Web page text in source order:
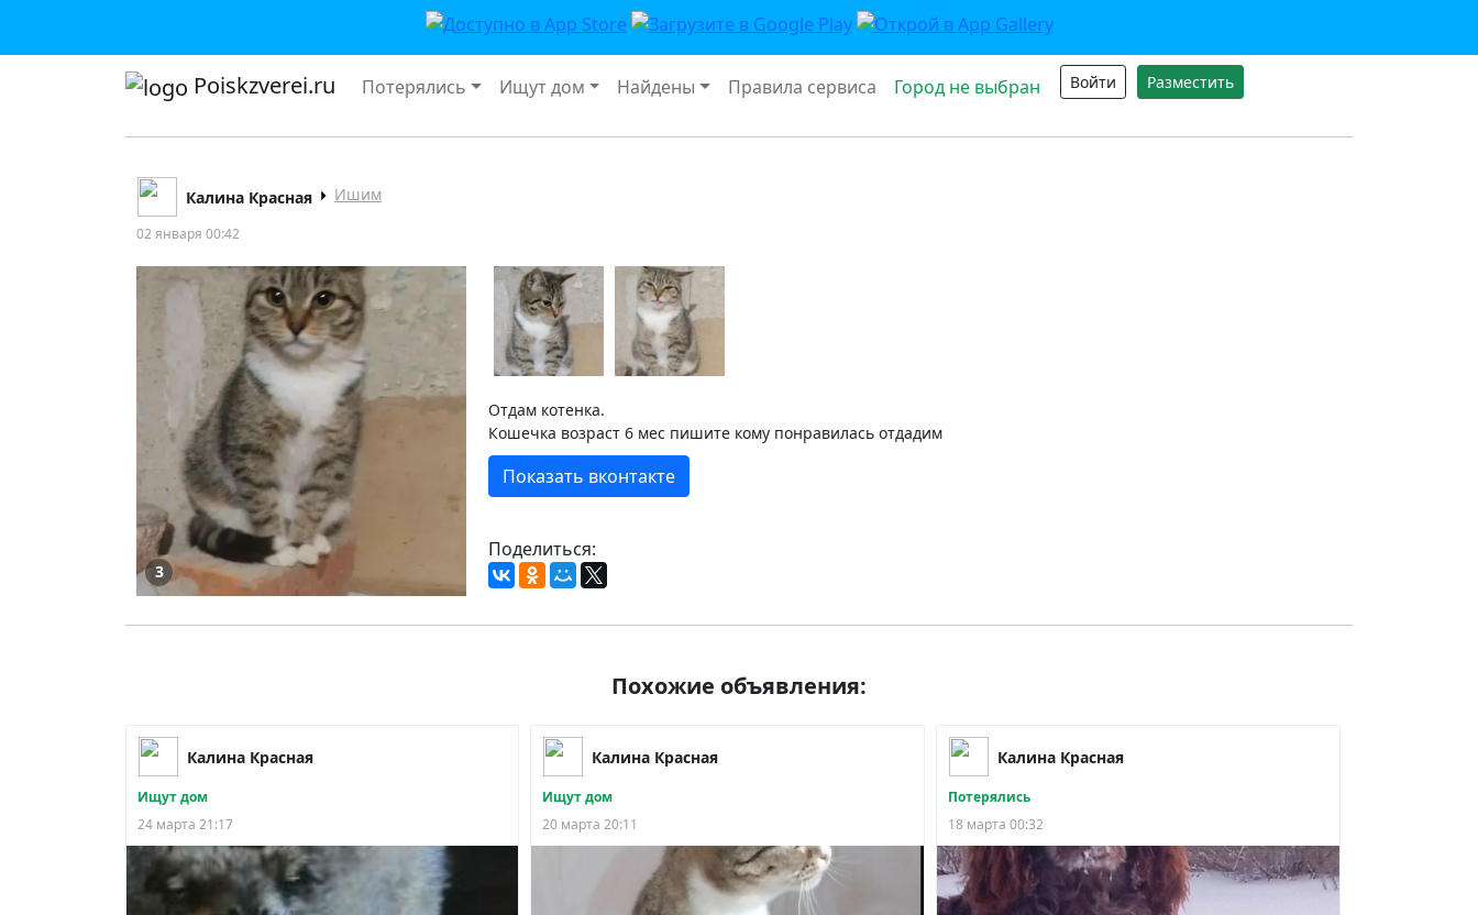
Poiskzverei.ru Потерялись Ищут дом Найдены Правила сервиса Город не выбран Войти Разместить
Калина Красная Ишим
02 января 00:42
3
Отдам котенка.
Кошечка возраст 6 мес пишите кому понравилась отдадим
Показать вконтакте
Поделиться:
Похожие объявления:
Калина Красная
Ищут дом
24 марта 21:17
Калина Красная
Ищут дом
20 марта 20:11
Калина Красная
Потерялись
18 марта 00:32